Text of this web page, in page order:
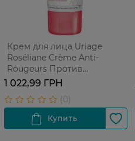
Крем для лица Uriage
Roséliane Crème Anti-
Rougeurs Против
покраснений 40 мл
1 022,99 ГРН